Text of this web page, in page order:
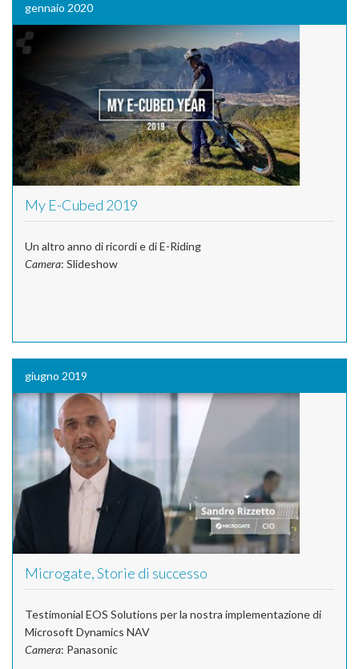
gennaio 2020
My E-Cubed 2019
Un altro anno di ricordi e di E-Riding
Camera: Slideshow
giugno 2019
Microgate, Storie di successo
Testimonial EOS Solutions per la nostra implementazione di
Microsoft Dynamics NAV
Camera: Panasonic